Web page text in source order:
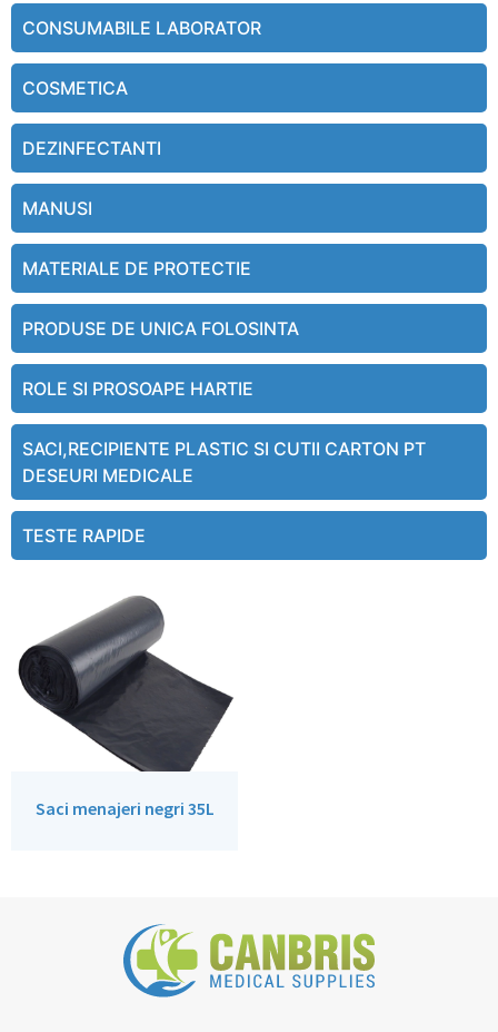
CONSUMABILE LABORATOR
COSMETICA
DEZINFECTANTI
MANUSI
MATERIALE DE PROTECTIE
PRODUSE DE UNICA FOLOSINTA
ROLE SI PROSOAPE HARTIE
SACI,RECIPIENTE PLASTIC SI CUTII CARTON PT
DESEURI MEDICALE
TESTE RAPIDE
Saci menajeri negri 35L